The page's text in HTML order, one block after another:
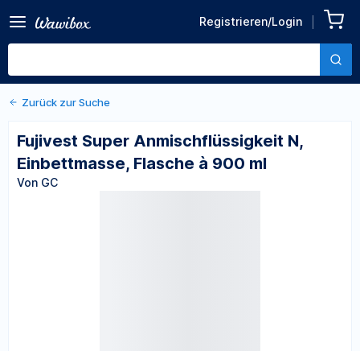
Registrieren/Login
Anmischflüssigkeit N,
Einbettmasse, Flasche à
Von GC
Zurück zu den Produktdetails
Zurück zur Suche
Fujivest Super Anmischflüssigkeit N,
Einbettmasse, Flasche à 900 ml
Von GC